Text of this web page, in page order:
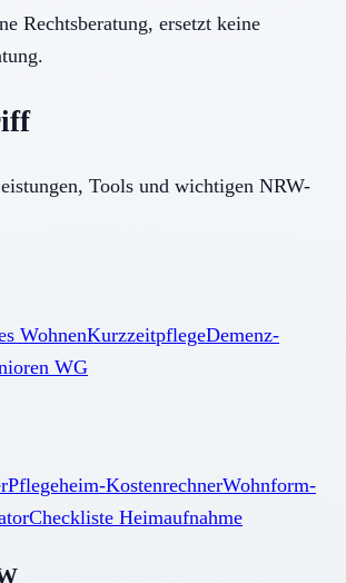
Rechtsberatung, ersetzt keine
Tools und wichtigen NRW-
WohnenKurzzeitpflegeDemenz-
WG
Pflegeheim-KostenrechnerWohnform-
Checkliste Heimaufnahme